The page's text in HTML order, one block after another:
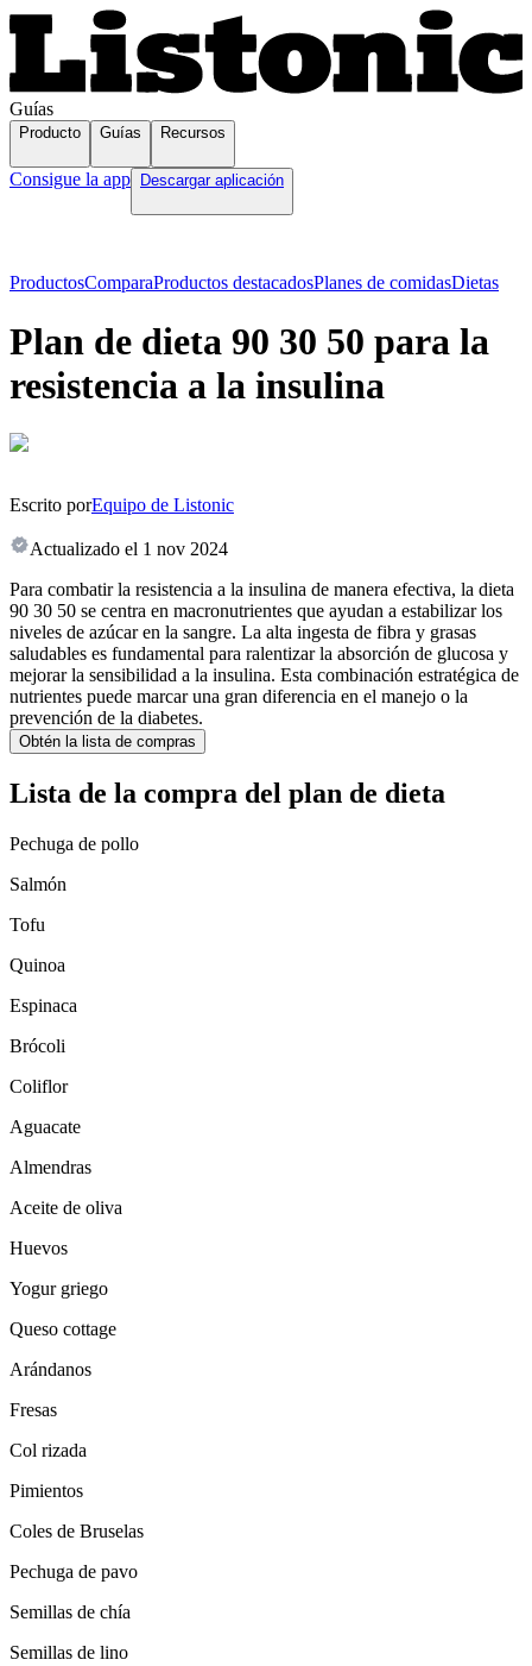
Guías
Producto Guías Recursos
Consigue la app Descargar aplicación
ProductosComparaProductos destacadosPlanes de comidasDietas
Plan de dieta 90 30 50 para la
resistencia a la insulina
Escrito porEquipo de Listonic
Actualizado el 1 nov 2024
Para combatir la resistencia a la insulina de manera efectiva, la dieta
90 30 50 se centra en macronutrientes que ayudan a estabilizar los
niveles de azúcar en la sangre. La alta ingesta de fibra y grasas
saludables es fundamental para ralentizar la absorción de glucosa y
mejorar la sensibilidad a la insulina. Esta combinación estratégica de
nutrientes puede marcar una gran diferencia en el manejo o la
prevención de la diabetes.
Obtén la lista de compras
Lista de la compra del plan de dieta
Pechuga de pollo
Salmón
Tofu
Quinoa
Espinaca
Brócoli
Coliflor
Aguacate
Almendras
Aceite de oliva
Huevos
Yogur griego
Queso cottage
Arándanos
Fresas
Col rizada
Pimientos
Coles de Bruselas
Pechuga de pavo
Semillas de chía
Semillas de lino